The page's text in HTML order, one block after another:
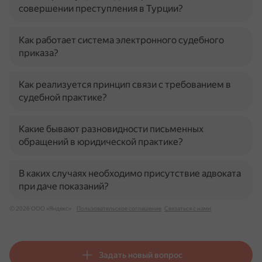
совершении преступления в Турции?
Как работает система электронного судебного
приказа?
Как реализуется принцип связи с требованием в
судебной практике?
Какие бывают разновидности письменных
обращений в юридической практике?
В каких случаях необходимо присутствие адвоката
при даче показаний?
© 2026 ООО «Яндекс» Пользовательское соглашение Связаться с нами
Задать новый вопрос